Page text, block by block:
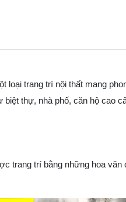
trang trí nội thất mang
thự, nhà phố, căn hộ cao
trang trí bằng những hoa